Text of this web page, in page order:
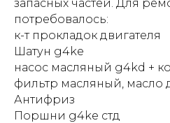
запасных частей. Для
потребовалось:
к-т прокладок двигателя
Шатун g4ke
насос масляный g4kd +
фильтр масляный, масло
Антифриз
Поршни g4ke стд